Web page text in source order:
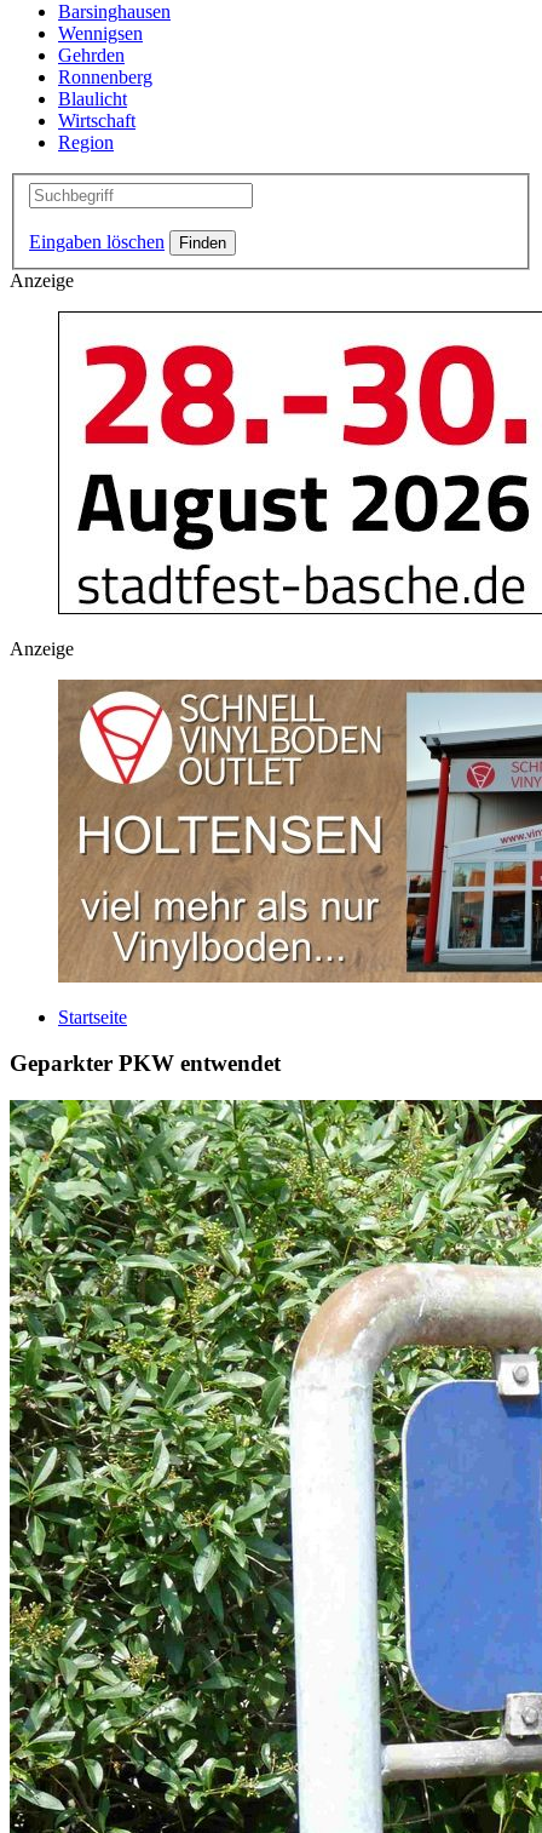
Barsinghausen
Wennigsen
Gehrden
Ronnenberg
Blaulicht
Wirtschaft
Region
Eingaben löschen
Anzeige
Anzeige
Startseite
Geparkter PKW entwendet